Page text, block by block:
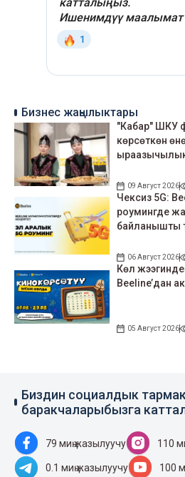
Бизнес жаңылыктары
"Кабар" ШКУ
көрсөткөн
09 Август 2026
Чексиз 5G:
роумингде
байланышты
06 Август 2026
Көл
Beeline’дан
05 Август 2026
Биздин социалдык
баракчаларыбызга
79 миң жазылуучу 110
0.1 миң жазылуучу 100